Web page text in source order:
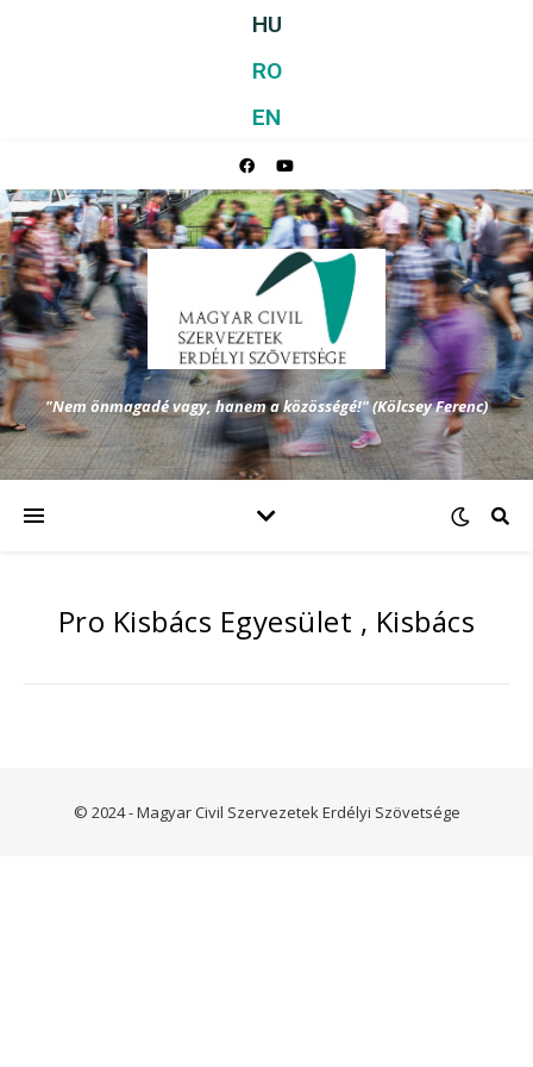
HU
RO
EN
"Nem önmagadé vagy, hanem a közösségé!" (Kölcsey Ferenc)
Pro Kisbács Egyesület , Kisbács
© 2024 - Magyar Civil Szervezetek Erdélyi Szövetsége